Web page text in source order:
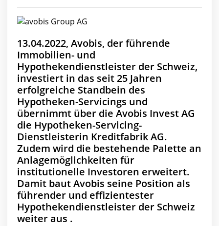
13.04.2022, Avobis, der führende
Immobilien- und
Hypothekendienstleister der Schweiz,
investiert in das seit 25 Jahren
erfolgreiche Standbein des
Hypotheken-Servicings und
übernimmt über die Avobis Invest AG
die Hypotheken-Servicing-
Dienstleisterin Kreditfabrik AG.
Zudem wird die bestehende Palette an
Anlagemöglichkeiten für
institutionelle Investoren erweitert.
Damit baut Avobis seine Position als
führender und effizientester
Hypothekendienstleister der Schweiz
weiter aus .